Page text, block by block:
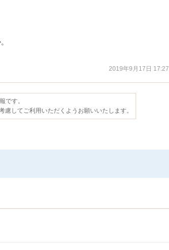
2019年9月17日 17:27
です。
慮してご利用いただくようお願いいたします。